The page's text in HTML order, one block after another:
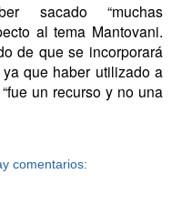
sacado “muchas
al tema Mantovani.
de que se incorporará
que haber utilizado a
un recurso y no una
comentarios: